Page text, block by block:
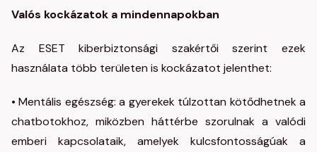
Valós kockázatok a mindennapokban
Az ESET kiberbiztonsági szakértői szerint ezek
használata több területen is kockázatot jelenthet:
• Mentális egészség: a gyerekek túlzottan kötődhetnek a
chatbotokhoz, miközben háttérbe szorulnak a valódi
emberi kapcsolataik, amelyek kulcsfontosságúak a